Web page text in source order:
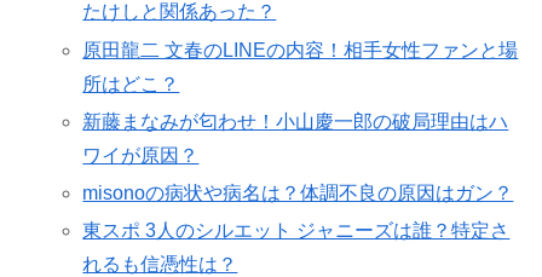
たけしと関係あった？
原田龍二 文春のLINEの内容！相手女性ファンと場
所はどこ？
新藤まなみが匂わせ！小山慶一郎の破局理由はハ
ワイが原因？
misonoの病状や病名は？体調不良の原因はガン？
東スポ 3人のシルエット ジャニーズは誰？特定さ
れるも信憑性は？